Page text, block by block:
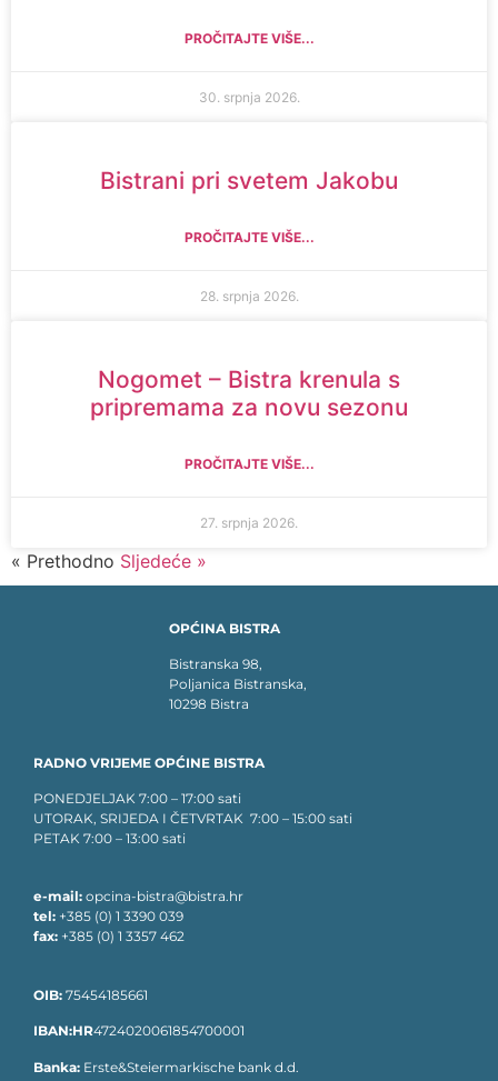
PROČITAJTE VIŠE...
30. srpnja 2026.
Bistrani pri svetem Jakobu
PROČITAJTE VIŠE...
28. srpnja 2026.
Nogomet – Bistra krenula s
pripremama za novu sezonu
PROČITAJTE VIŠE...
27. srpnja 2026.
« Prethodno Sljedeće »
OPĆINA BISTRA
Bistranska 98,
Poljanica Bistranska,
10298 Bistra
RADNO VRIJEME OPĆINE BISTRA
PONEDJELJAK 7:00 – 17:00 sati
UTORAK, SRIJEDA I ČETVRTAK 7:00 – 15:00 sati
PETAK 7:00 – 13:00 sati
e-mail: opcina-bistra@bistra.hr
tel: +385 (0) 1 3390 039
fax: +385 (0) 1 3357 462
OIB: 75454185661
IBAN:HR4724020061854700001
Banka: Erste&Steiermarkische bank d.d.